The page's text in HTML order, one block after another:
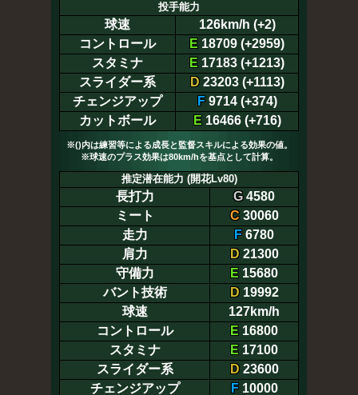
投手能力
球速
126km/h (+2)
コントロール
E 18709 (+2959)
スタミナ
E 17183 (+1213)
スライダー系
D23203 (+1113)
チェンジアップ
F9714 (+374)
カットボール
E16466 (+716)
※()内は練習等による成長と監督スキルによる効果の値。
※球速のプラス効果は80km/hを基点として計算。
推定潜在能力 (開花Lv80)
長打力 G4580
ミート
C30060
走力
F 6780
肩力
D21300
守備力
E 15680
バント技術
D19992
球速
127km/h
コントロール
E 16800
スタミナ
E 17100
スライダー系
D23600
チェンジアップ
F10000